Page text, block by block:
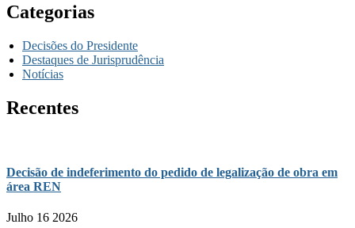
Categorias
Decisões do Presidente
Destaques de Jurisprudência
Notícias
Recentes
Decisão de indeferimento do pedido de legalização de obra em
área REN
Julho 16 2026